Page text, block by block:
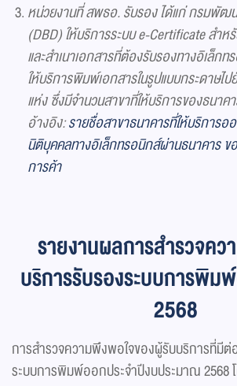
หน่วยงานที่ สพธอ. รับรอง ได้แก่ กรมพัฒ
(DBD) ให้บริการระบบ e-Certificate สำ
และสำเนาเอกสารที่ต้องรับรองทางอิเล็ก
ให้บริการพิมพ์เอกสารในรูปแบบกระดาษไ
แห่ง ซึ่งมีจำนวนสาขาที่ให้บริการของธนาค
อ้างอิง:รายชื่อสาขาธนาคารที่ให้บริการ
นิติบุคคลทางอิเล็กทรอนิกส์ผ่านธนาคาร
การค้า
รายงานผลการสำรวจค
บริการรับรองระบบการพิม
2568
การสำรวจความพึงพอใจของผู้รับบริการที่มีต่
ระบบการพิมพ์ออกประจำปีงบประมาณ 2568